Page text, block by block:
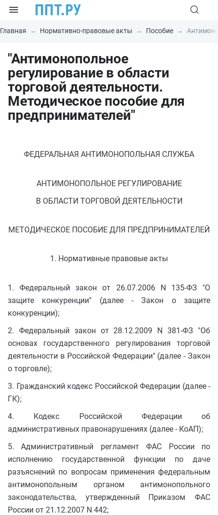
Главная Нормативно-правовые акты Пособие
"Антимонопольное
регулирование в области
торговой деятельности.
Методическое пособие для
предпринимателей"
ФЕДЕРАЛЬНАЯ АНТИМОНОПОЛЬНАЯ СЛУЖБА
АНТИМОНОПОЛЬНОЕ РЕГУЛИРОВАНИЕ
В ОБЛАСТИ ТОРГОВОЙ ДЕЯТЕЛЬНОСТИ
МЕТОДИЧЕСКОЕ ПОСОБИЕ ДЛЯ ПРЕДПРИНИМАТЕЛЕЙ
1. Нормативные правовые акты
1. Федеральный закон от 26.07.2006 N 135-ФЗ "О
защите конкуренции" (далее - Закон о защите
конкуренции);
2. Федеральный закон от 28.12.2009 N 381-ФЗ "Об
основах государственного регулирования торговой
деятельности в Российской Федерации" (далее - Закон
о торговле);
3. Гражданский кодекс Российской Федерации (далее -
ГК);
4. Кодекс Российской Федерации об
административных правонарушениях (далее - КоАП);
5. Административный регламент ФАС России по
исполнению государственной функции по даче
разъяснений по вопросам применения федеральным
антимонопольным органом антимонопольного
законодательства, утвержденный Приказом ФАС
России от 21.12.2007 N 442;